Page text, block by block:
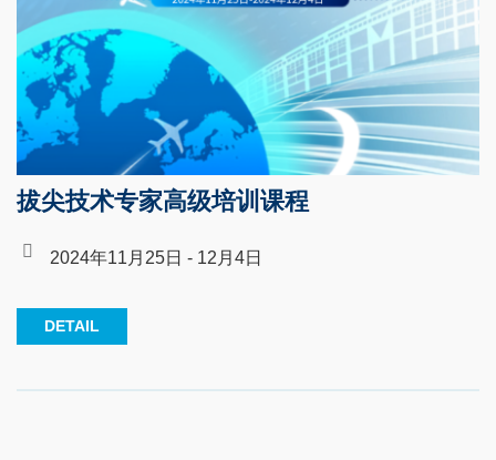
拔尖技术专家高级培训课程
2024年11月25日 - 12月4日
DETAIL